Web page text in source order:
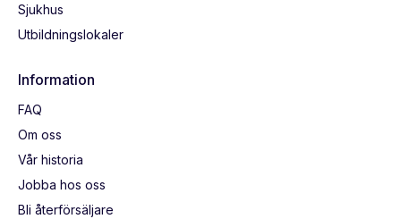
Sjukhus
Utbildningslokaler
Information
FAQ
Om oss
Vår historia
Jobba hos oss
Bli återförsäljare